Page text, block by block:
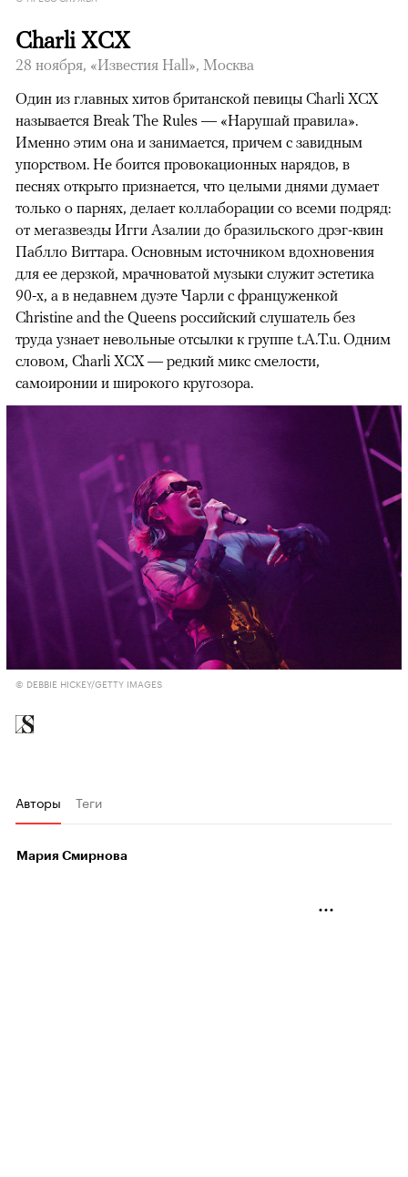
Charli XCX
28 ноября, «Известия Hall», Москва
Один из главных хитов британской певицы Charli XCX
называется Break The Rules — «Нарушай правила».
Именно этим она и занимается, причем с завидным
упорством. Не боится провокационных нарядов, в
песнях открыто признается, что целыми днями думает
только о парнях, делает коллаборации со всеми подряд:
от мегазвезды Игги Азалии до бразильского дрэг-квин
Паблло Виттара. Основным источником вдохновения
для ее дерзкой, мрачноватой музыки служит эстетика
90-х, а в недавнем дуэте Чарли с француженкой
Christine and the Queens российский слушатель без
труда узнает невольные отсылки к группе t.A.T.u. Одним
словом, Charli XCX — редкий микс смелости,
самоиронии и широкого кругозора.
© DEBBIE HICKEY/GETTY IMAGES
Авторы Теги
Мария Смирнова